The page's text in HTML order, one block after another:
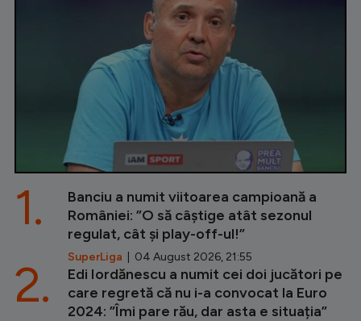
Banciu a numit viitoarea campioană a
României: ”O să câștige atât sezonul
regulat, cât și play-off-ul!”
SuperLiga | 04 August 2026, 21:55
1.
Edi Iordănescu a numit cei doi jucători pe
care regretă că nu i-a convocat la Euro
2024: ”Îmi pare rău, dar asta e situația”
2.